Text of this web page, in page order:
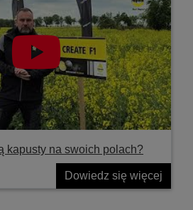
kapusty na swoich polach?
Dowiedz się więcej